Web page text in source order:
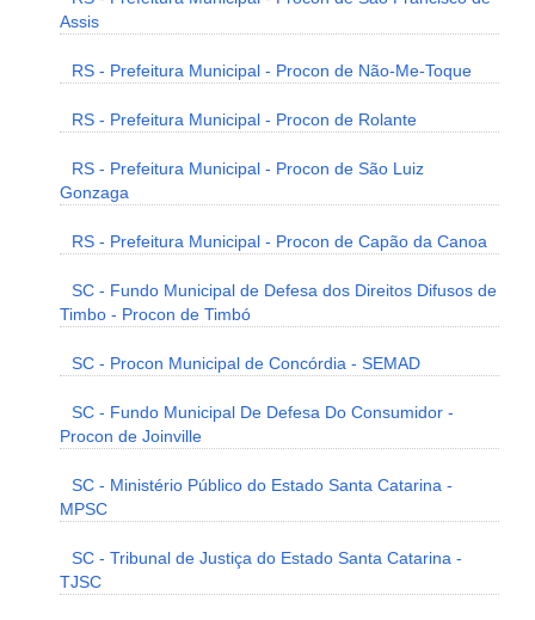
Assis
RS - Prefeitura Municipal - Procon de Não-Me-Toque
RS - Prefeitura Municipal - Procon de Rolante
RS - Prefeitura Municipal - Procon de São Luiz
Gonzaga
RS - Prefeitura Municipal - Procon de Capão da Canoa
SC - Fundo Municipal de Defesa dos Direitos Difusos de
Timbo - Procon de Timbó
SC - Procon Municipal de Concórdia - SEMAD
SC - Fundo Municipal De Defesa Do Consumidor -
Procon de Joinville
SC - Ministério Público do Estado Santa Catarina -
MPSC
SC - Tribunal de Justiça do Estado Santa Catarina -
TJSC